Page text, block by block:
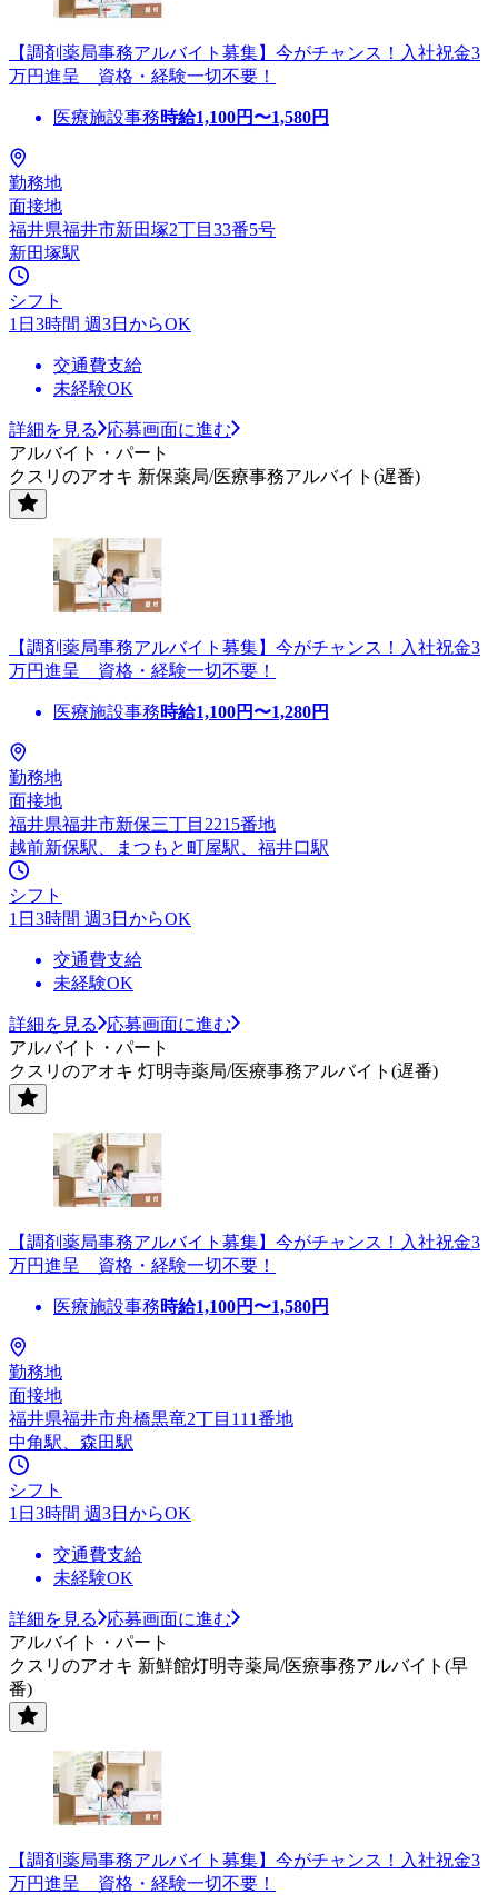
【調剤薬局事務アルバイト募集】今がチャンス！入社祝金3
万円進呈 資格・経験一切不要！
医療施設事務時給1,100円〜1,580円
勤務地
面接地
福井県福井市新田塚2丁目33番5号
新田塚駅
シフト
1日3時間 週3日からOK
交通費支給
未経験OK
詳細を見る
応募画面に進む
アルバイト・パート
クスリのアオキ 新保薬局/医療事務アルバイト(遅番)
【調剤薬局事務アルバイト募集】今がチャンス！入社祝金3
万円進呈 資格・経験一切不要！
医療施設事務時給1,100円〜1,280円
勤務地
面接地
福井県福井市新保三丁目2215番地
越前新保駅、まつもと町屋駅、福井口駅
シフト
1日3時間 週3日からOK
交通費支給
未経験OK
詳細を見る
応募画面に進む
アルバイト・パート
クスリのアオキ 灯明寺薬局/医療事務アルバイト(遅番)
【調剤薬局事務アルバイト募集】今がチャンス！入社祝金3
万円進呈 資格・経験一切不要！
医療施設事務時給1,100円〜1,580円
勤務地
面接地
福井県福井市舟橋黒竜2丁目111番地
中角駅、森田駅
シフト
1日3時間 週3日からOK
交通費支給
未経験OK
詳細を見る
応募画面に進む
アルバイト・パート
クスリのアオキ 新鮮館灯明寺薬局/医療事務アルバイト(早
番)
【調剤薬局事務アルバイト募集】今がチャンス！入社祝金3
万円進呈 資格・経験一切不要！